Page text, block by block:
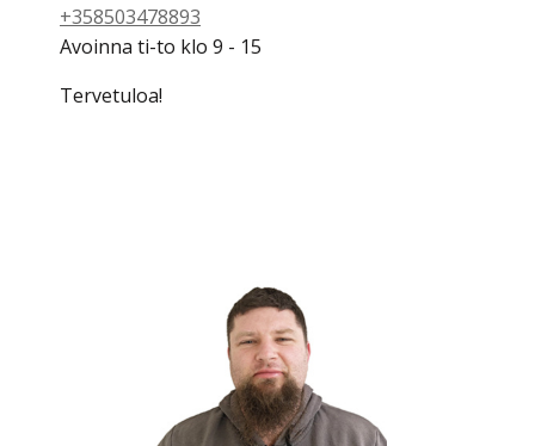
+358503478893
Avoinna ti-to klo 9 - 15
Tervetuloa!